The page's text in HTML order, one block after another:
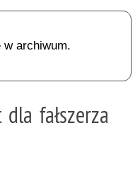
w archiwum.
fałszerza